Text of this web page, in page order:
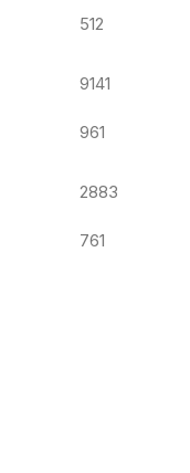
512
9141
961
2883
761